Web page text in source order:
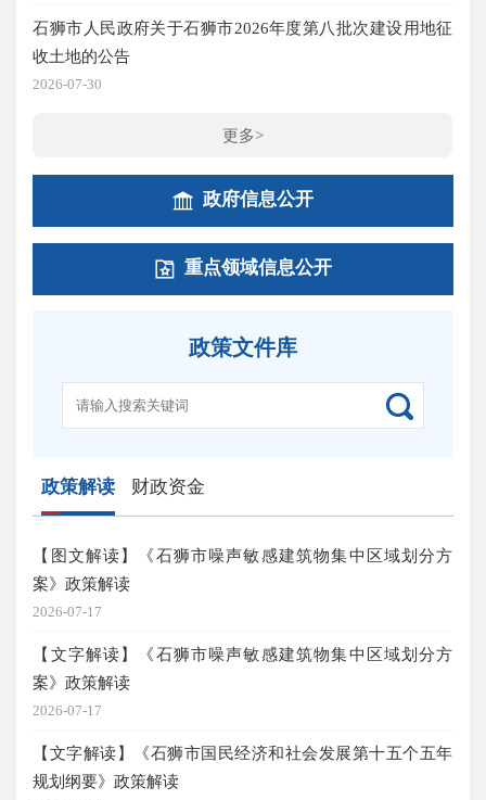
石狮市人民政府关于石狮市2026年度第八批次建设用地征
收土地的公告
2026-07-30
更多>
政府信息公开
重点领域信息公开
政策文件库
政策解读 财政资金
【图文解读】《石狮市噪声敏感建筑物集中区域划分方
案》政策解读
2026-07-17
【文字解读】《石狮市噪声敏感建筑物集中区域划分方
案》政策解读
2026-07-17
【文字解读】《石狮市国民经济和社会发展第十五个五年
规划纲要》政策解读